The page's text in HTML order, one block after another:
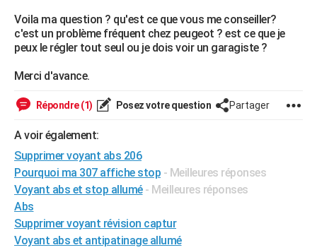
Dictionnaire
Biographies
Citations
Expressions
Proverbes
PROGRAMME TV
AVIS DE DÉCÈS
Bricolage
Lifestyle
Culture
Sport
Auto
Television
Voyage
Cinema
Voila ma question ? qu'est ce que vous me conseiller?
c'est un problème fréquent chez peugeot ? est ce que je
peux le régler tout seul ou je dois voir un garagiste ?
Merci d'avance.
Répondre (1) Posez votre question Partager
A voir également:
Supprimer voyant abs 206
Pourquoi ma 307 affiche stop - Meilleures réponses
Voyant abs et stop allumé - Meilleures réponses
Abs
Supprimer voyant révision captur
Voyant abs et antipatinage allumé